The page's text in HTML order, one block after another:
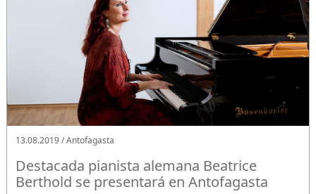
13.08.2019 / Antofagasta
Destacada pianista alemana Beatrice
Berthold se presentará en Antofagasta